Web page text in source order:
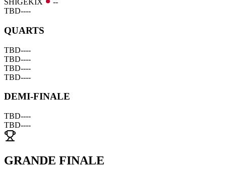
SHIGEKIX
--
TBD----
QUARTS
TBD----
TBD----
TBD----
TBD----
DEMI-FINALE
TBD----
TBD----
GRANDE FINALE